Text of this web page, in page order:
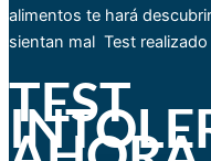
alimentos te hará
sientan mal Test
TEST